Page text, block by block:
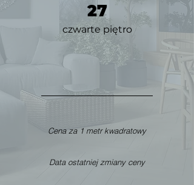
27
czwarte piętro
Cena za 1 metr kwadratowy
Data ostatniej zmiany ceny